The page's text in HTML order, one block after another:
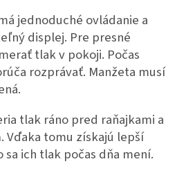
jednoduché ovládanie a
displej. Pre presné
tlak v pokoji. Počas
rozprávať. Manžeta musí
tlak ráno pred raňajkami a
Vďaka tomu získajú lepší
ich tlak počas dňa mení.